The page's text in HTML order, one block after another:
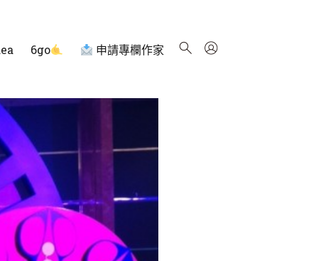
6go 申請專欄作家